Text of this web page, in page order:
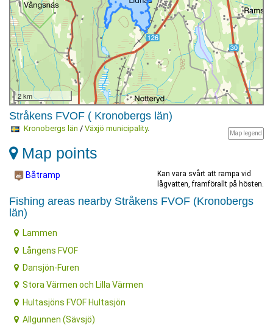
2 km
Stråkens FVOF ( Kronobergs län)
Map legend
Kronobergs län / Växjö municipality.
Map points
Båtramp
Kan vara svårt att rampa vid
lågvatten, framförallt på hösten.
Fishing areas nearby Stråkens FVOF (Kronobergs
län)
Lammen
Långens FVOF
Dansjön-Furen
Stora Värmen och Lilla Värmen
Hultasjöns FVOF Hultasjön
Allgunnen (Sävsjö)